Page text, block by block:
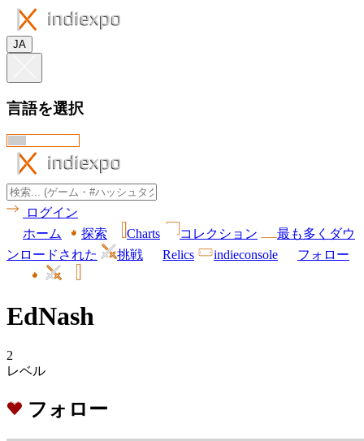
JA
言語を選択
ログイン
ホーム
探索 Charts コレクション
最も多くダウ
ンロードされた
挑戦 Relics indieconsole フォロー
EdNash
2
レベル
フォロー